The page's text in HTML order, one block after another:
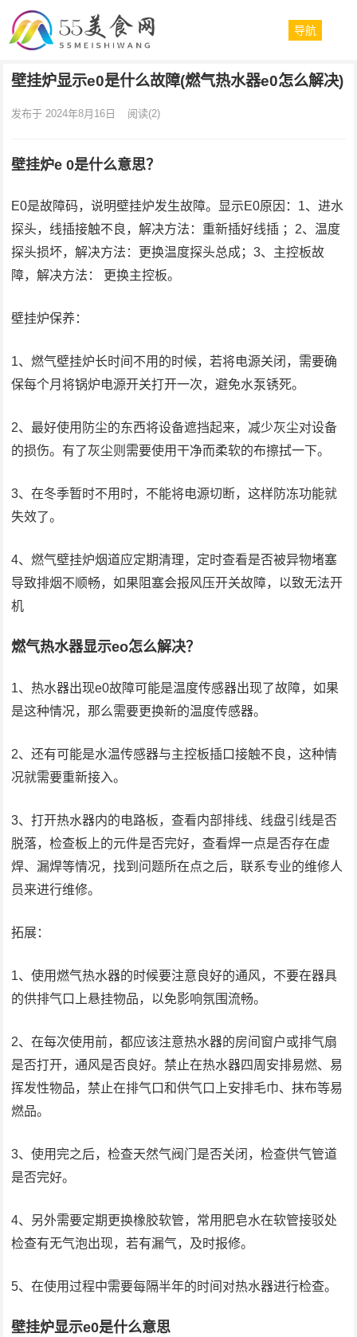
导航
壁挂炉显示e0是什么故障(燃气热水器e0怎么解决)
发布于 2024年8月16日 阅读(2)
壁挂炉e 0是什么意思？
E0是故障码，说明壁挂炉发生故障。显示E0原因：1、进水
探头，线插接触不良，解决方法：重新插好线插 ；2、温度
探头损坏，解决方法：更换温度探头总成；3、主控板故
障，解决方法： 更换主控板。
壁挂炉保养：
1、燃气壁挂炉长时间不用的时候，若将电源关闭，需要确
保每个月将锅炉电源开关打开一次，避免水泵锈死。
2、最好使用防尘的东西将设备遮挡起来，减少灰尘对设备
的损伤。有了灰尘则需要使用干净而柔软的布擦拭一下。
3、在冬季暂时不用时，不能将电源切断，这样防冻功能就
失效了。
4、燃气壁挂炉烟道应定期清理，定时查看是否被异物堵塞
导致排烟不顺畅，如果阻塞会报风压开关故障，以致无法开
机
燃气热水器显示eo怎么解决？
1、热水器出现e0故障可能是温度传感器出现了故障，如果
是这种情况，那么需要更换新的温度传感器。
2、还有可能是水温传感器与主控板插口接触不良，这种情
况就需要重新接入。
3、打开热水器内的电路板，查看内部排线、线盘引线是否
脱落，检查板上的元件是否完好，查看焊一点是否存在虚
焊、漏焊等情况，找到问题所在点之后，联系专业的维修人
员来进行维修。
拓展：
1、使用燃气热水器的时候要注意良好的通风，不要在器具
的供排气口上悬挂物品，以免影响氛围流畅。
2、在每次使用前，都应该注意热水器的房间窗户或排气扇
是否打开，通风是否良好。禁止在热水器四周安排易燃、易
挥发性物品，禁止在排气口和供气口上安排毛巾、抹布等易
燃品。
3、使用完之后，检查天然气阀门是否关闭，检查供气管道
是否完好。
4、另外需要定期更换橡胶软管，常用肥皂水在软管接驳处
检查有无气泡出现，若有漏气，及时报修。
5、在使用过程中需要每隔半年的时间对热水器进行检查。
壁挂炉显示e0是什么意思